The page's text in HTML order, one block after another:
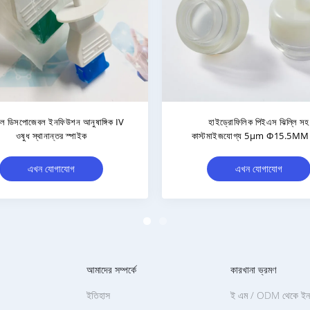
আনুষাঙ্গিক সরবরাহের জন্য
ভেন্টিলেটেড ট্রান্সফার পিন
এখন যোগাযোগ
বায়ু গ্রহণ এবং ফিল্টারিংয়ের জন্য পিইটি
হাইড্রোফোবিক এয়ার ইনলেট
এখন যোগাযোগ
আমাদের সম্পর্কে
ইতিহাস
কারখানা ভ্রমণ
ই এম / ODM থেকে